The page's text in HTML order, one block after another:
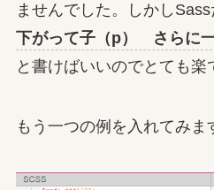
ませんでした。しかしSass
下がって子（p） さらに一
と書けばいいのでとても楽
もう一つの例を入れてみま